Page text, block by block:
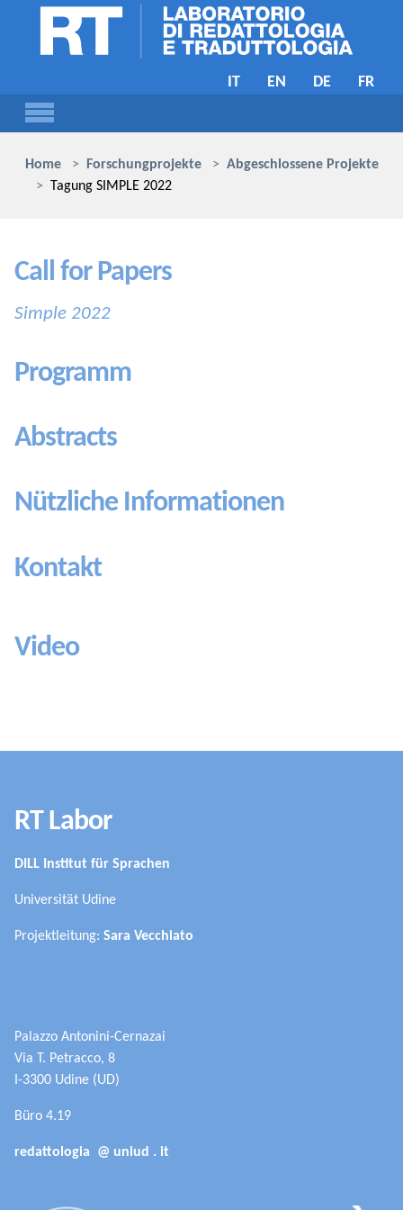
Skip to main content
IT EN DE FR
Home
Forschungprojekte
Abgeschlossene Projekte
Tagung SIMPLE 2022
Call for Papers
Simple 2022
Programm
Abstracts
Nützliche Informationen
Kontakt
Video
RT Labor
DILL Institut für Sprachen
Universität Udine
Projektleitung: Sara Vecchiato
Palazzo Antonini-Cernazai
Via T. Petracco, 8
I-3300 Udine (UD)
Büro 4.19
redattologia @ uniud . it